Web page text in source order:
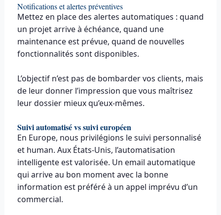
Notifications et alertes préventives
Mettez en place des alertes automatiques : quand
un projet arrive à échéance, quand une
maintenance est prévue, quand de nouvelles
fonctionnalités sont disponibles.
L’objectif n’est pas de bombarder vos clients, mais
de leur donner l’impression que vous maîtrisez
leur dossier mieux qu’eux-mêmes.
Suivi automatisé vs suivi européen
En Europe, nous privilégions le suivi personnalisé
et human. Aux États-Unis, l’automatisation
intelligente est valorisée. Un email automatique
qui arrive au bon moment avec la bonne
information est préféré à un appel imprévu d’un
commercial.